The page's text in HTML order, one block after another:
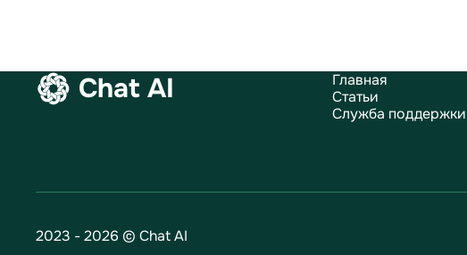
Chat AI
Главная
Статьи
Служба поддержки
2023 - 2026 © Chat AI